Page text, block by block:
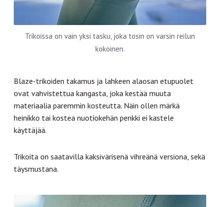
Trikoissa on vain yksi tasku, joka tosin on varsin reilun
kokoinen.
Blaze-trikoiden takamus ja lahkeen alaosan etupuolet
ovat vahvistettua kangasta, joka kestää muuta
materiaalia paremmin kosteutta. Näin ollen märkä
heinikko tai kostea nuotiokehän penkki ei kastele
käyttäjää.
Trikoita on saatavilla kaksivärisenä vihreänä versiona, sekä
täysmustana.